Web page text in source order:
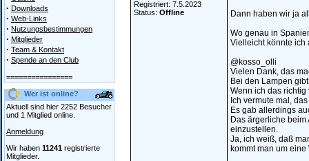
· Downloads
· Web-Links
· Nutzungsbestimmungen
· Mitglieder
· Team & Kontakt
· Spende an den Club
================
Wer ist online?
Aktuell sind hier 2252 Besucher
und 1 Mitglied online.
Anmeldung
Wir haben 11241 registrierte
Mitglieder.
Registriert: 7.5.2023
Status: Offline
Dann haben wir ja
Wo genau in
Vielleicht könnte ich
@kosso_olli
Vielen Dank, das
Bei den Lampen
Wenn ich das
Ich vermute mal,
Es gab allerdings
Das ärgerliche
einzustellen.
Ja, ich weiß, daß
kommt man um